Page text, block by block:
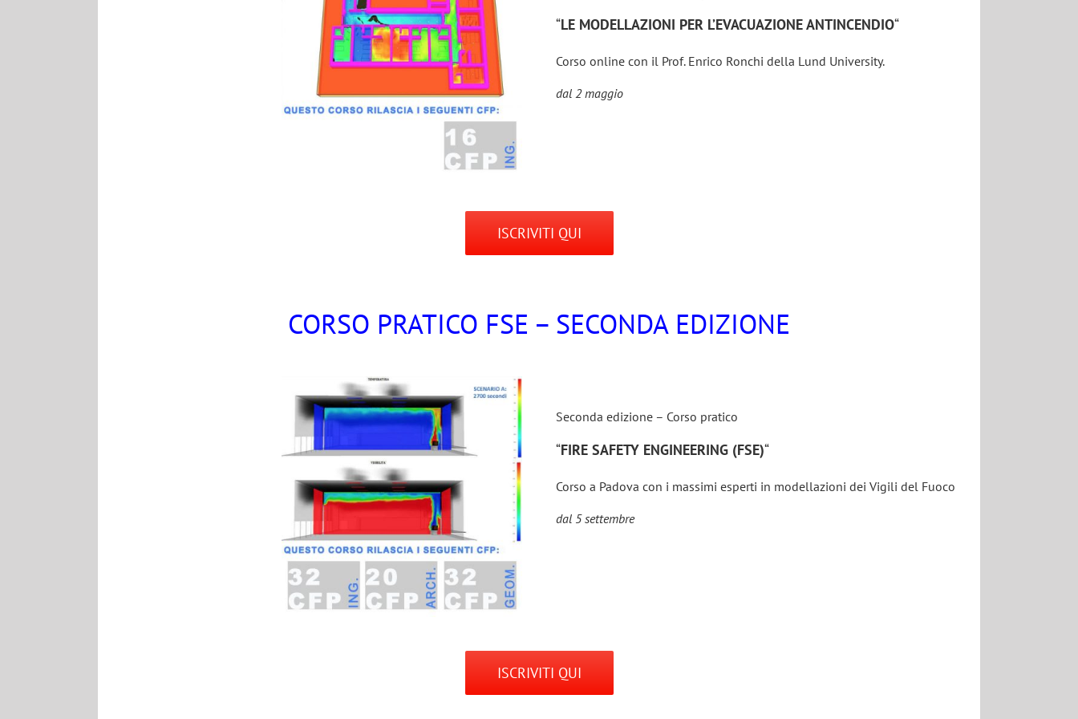
“LE MODELLAZIONI PER L’EVACUAZIONE ANTINCENDIO“
Corso online con il Prof. Enrico Ronchi della Lund University.
dal 2 maggio
ISCRIVITI QUI
CORSO PRATICO FSE – SECONDA EDIZIONE
Seconda edizione – Corso pratico
“FIRE SAFETY ENGINEERING (FSE)“
Corso a Padova con i massimi esperti in modellazioni dei Vigili del Fuoco
dal 5 settembre
ISCRIVITI QUI